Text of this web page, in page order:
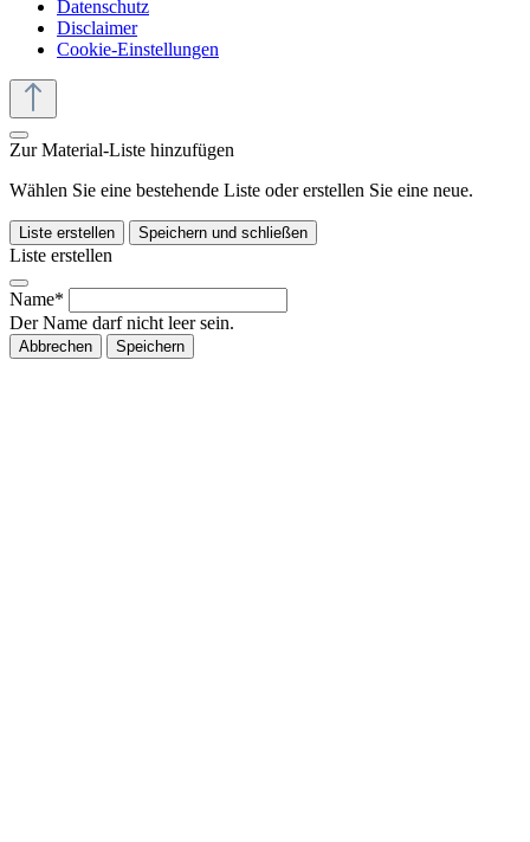
Datenschutz
Disclaimer
Cookie-Einstellungen
Zur Material-Liste hinzufügen
Wählen Sie eine bestehende Liste oder erstellen Sie eine neue.
Liste erstellen Speichern und schließen
Liste erstellen
Name*
Der Name darf nicht leer sein.
Abbrechen Speichern